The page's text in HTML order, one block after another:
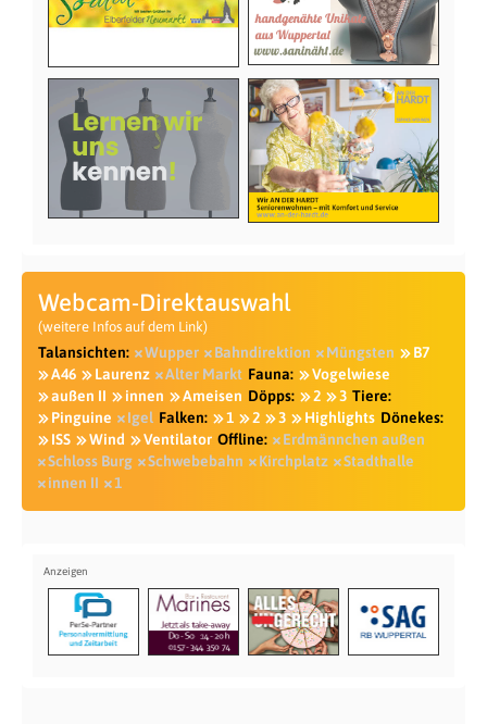
Webcam-Direktauswahl
(weitere Infos auf dem Link)
Talansichten: Wupper Bahndirektion Müngsten
B7
A46
Laurenz Alter Markt Fauna:
Vogelwiese
außen II
innen Ameisen Döpps: 2 3 Tiere:
Pinguine
Igel Falken: 1 2 3 Highlights Dönekes:
ISS
Wind Ventilator Offline:
Erdmännchen außen
Schloss Burg
Schwebebahn Kirchplatz
Stadthalle
innen II
1